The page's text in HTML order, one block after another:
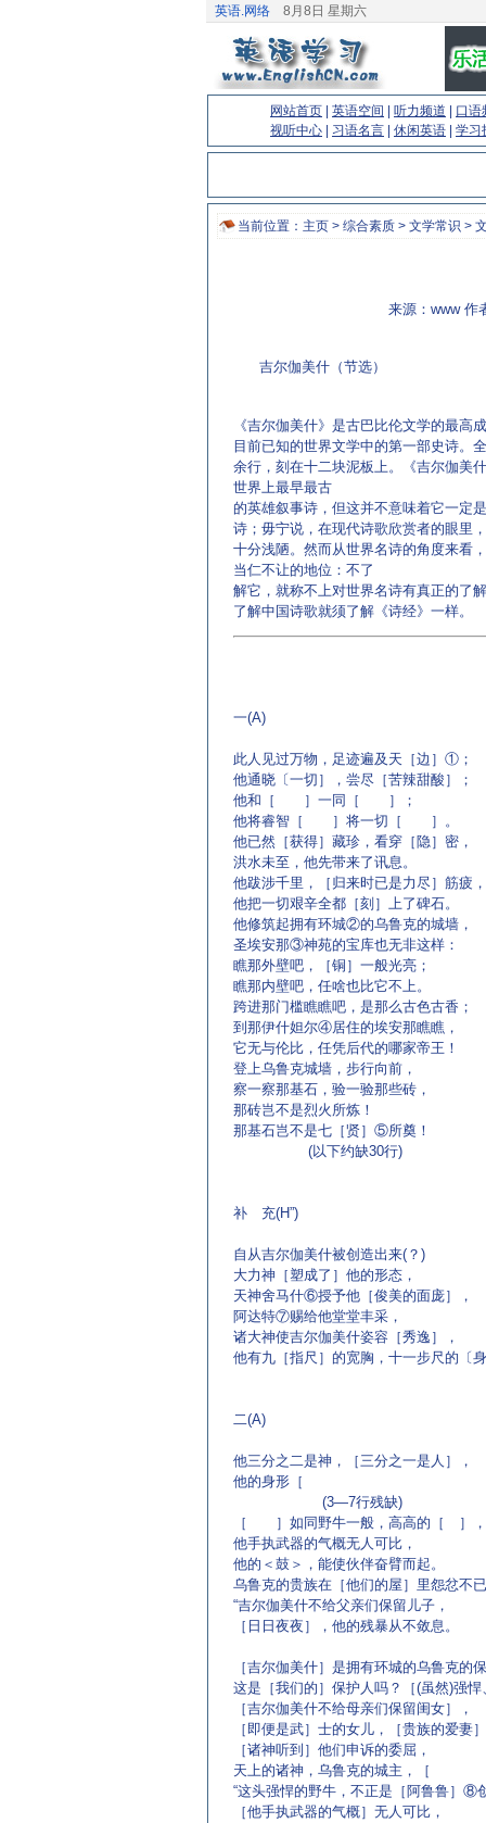
英语.网络 8月8日 星期六
网站首页 英语空间 听力频道
口语
视听中心
习语名言 休闲英语 学习
当前位置： 主页 > 综合素质 > 文学常识 >
来源：www
吉尔伽美什（节选）
《吉尔伽美什》是古巴比伦文学的最高
目前已知的世界文学中的第一部史诗。
余行，刻在十二块泥板上。《吉尔伽美
世界上最早最古
的英雄叙事诗，但这并不意味着它一定
诗；毋宁说，在现代诗歌欣赏者的眼里
十分浅陋。然而从世界名诗的角度来看
当仁不让的地位：不了
解它，就称不上对世界名诗有真正的了
了解中国诗歌就须了解《诗经》一样。
一(A)
此人见过万物，足迹遍及天［边］①；
他通晓〔一切］，尝尽［苦辣甜酸］；
他和［ ］一同［ ］；
他将睿智［ ］将一切［ ］。
他已然［获得］藏珍，看穿［隐］密，
洪水未至，他先带来了讯息。
他跋涉千里，［归来时已是力尽］筋疲，
他把一切艰辛全都［刻］上了碑石。
他修筑起拥有环城②的乌鲁克的城墙，
圣埃安那③神苑的宝库也无非这样：
瞧那外壁吧，［铜］一般光亮；
瞧那内壁吧，任啥也比它不上。
跨进那门槛瞧瞧吧，是那么古色古香；
到那伊什妲尔④居住的埃安那瞧瞧，
它无与伦比，任凭后代的哪家帝王！
登上乌鲁克城墙，步行向前，
察一察那基石，验一验那些砖，
那砖岂不是烈火所炼！
那基石岂不是七［贤］⑤所奠！
(以下约缺30行)
补 充(H”)
自从吉尔伽美什被创造出来(？)
大力神［塑成了］他的形态，
天神舍马什⑥授予他［俊美的面庞］，
阿达特⑦赐给他堂堂丰采，
诸大神使吉尔伽美什姿容［秀逸］，
他有九［指尺］的宽胸，十一步尺的〔
二(A)
他三分之二是神，［三分之一是人］，
他的身形［
(3—7行残缺)
［ ］如同野牛一般，高高的［ ］，
他手执武器的气概无人可比，
他的＜鼓＞，能使伙伴奋臂而起。
乌鲁克的贵族在［他们的屋］里怨忿不
“吉尔伽美什不给父亲们保留儿子，
［日日夜夜］，他的残暴从不敛息。
［吉尔伽美什］是拥有环城的乌鲁克的
这是［我们的］保护人吗？［(虽然)强
［吉尔伽美什不给母亲们保留闺女］，
［即便是武］士的女儿，［贵族的爱妻
［诸神听到］他们申诉的委屈，
天上的诸神，乌鲁克的城主，［
“这头强悍的野牛，不正是［阿鲁鲁］⑧
［他手执武器的气概］无人可比，